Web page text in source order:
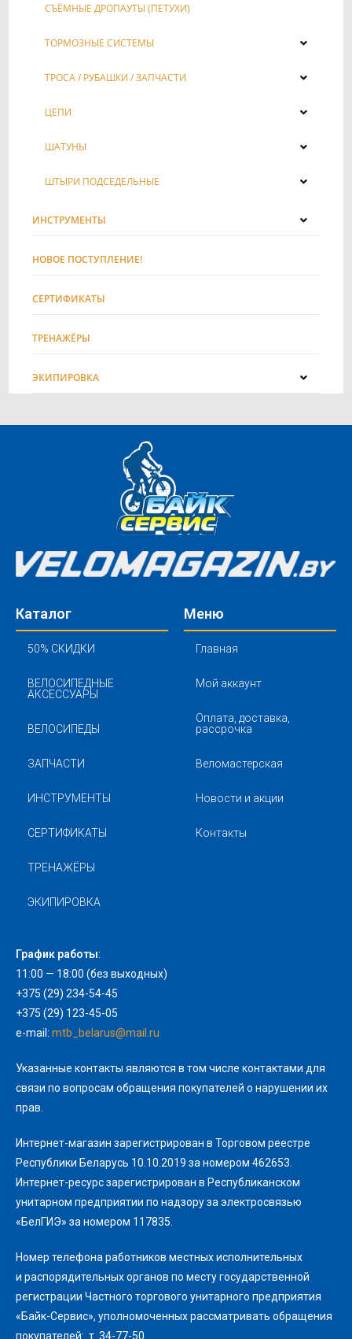
СЪЁМНЫЕ ДРОПАУТЫ (ПЕТУХИ)
ТОРМОЗНЫЕ СИСТЕМЫ
ТРОСА / РУБАШКИ / ЗАПЧАСТИ
ЦЕПИ
ШАТУНЫ
ШТЫРИ ПОДСЕДЕЛЬНЫЕ
ИНСТРУМЕНТЫ
НОВОЕ ПОСТУПЛЕНИЕ!
СЕРТИФИКАТЫ
ТРЕНАЖЁРЫ
ЭКИПИРОВКА
Каталог
50% СКИДКИ
ВЕЛОСИПЕДНЫЕ
АКСЕССУАРЫ
ВЕЛОСИПЕДЫ
ЗАПЧАСТИ
ИНСТРУМЕНТЫ
СЕРТИФИКАТЫ
ТРЕНАЖЁРЫ
ЭКИПИРОВКА
Меню
Главная
Мой аккаунт
Оплата, доставка,
рассрочка
Веломастерская
Новости и акции
Контакты
График работы:
11:00 — 18:00 (без выходных)
+375 (29) 234-54-45
+375 (29) 123-45-05
e-mail: mtb_belarus@mail.ru
Указанные контакты являются в том числе контактами для
связи по вопросам обращения покупателей о нарушении их
прав.
Интернет-магазин зарегистрирован в Торговом реестре
Республики Беларусь 10.10.2019 за номером 462653.
Интернет-ресурс зарегистрирован в Республиканском
унитарном предприятии по надзору за электросвязью
«БелГИЭ» за номером 117835.
Номер телефона работников местных исполнительных
и распорядительных органов по месту государственной
регистрации Частного торгового унитарного предприятия
«Байк-Сервис», уполномоченных рассматривать обращения
покупателей: т. 34-77-50